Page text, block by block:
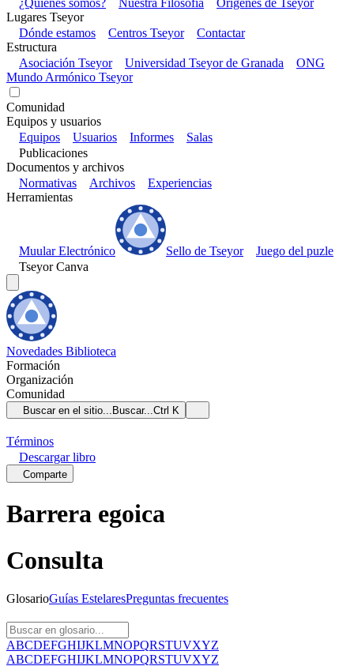
¿Quiénes somos?
Nuestra Filosofía
Orígenes de Tseyor
Lugares Tseyor
Dónde estamos
Centros Tseyor
Contactar
Estructura
Asociación Tseyor
Universidad Tseyor de Granada
ONG
Mundo Armónico Tseyor
Comunidad
Equipos y usuarios
Equipos
Usuarios Informes
Salas
Publicaciones
Documentos y archivos
Normativas
Archivos
Experiencias
Herramientas
Muular Electrónico Sello de Tseyor
Juego del puzle
Tseyor Canva
Novedades Biblioteca
Formación
Organización
Comunidad
Buscar en el sitio... Buscar...Ctrl K
Términos
Descargarlibro
Comparte
Barrera egoica
Consulta
GlosarioGuías EstelaresPreguntas frecuentes
ABCDEFGHIJKLMNOPQRSTUVXYZ
ABCDEFGHIJKLMNOPQRSTUVXYZ